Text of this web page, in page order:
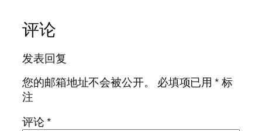
评论
发表回复
您的邮箱地址不会被公开。
必填项已用*标
注
评论*